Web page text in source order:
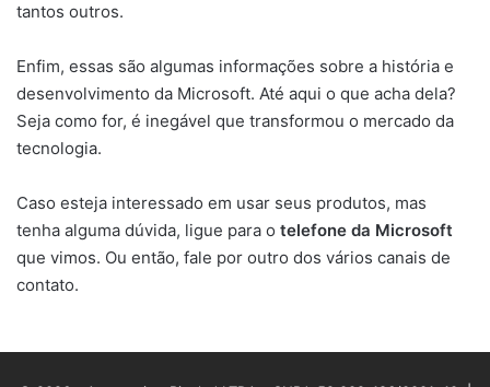
tantos outros.
Enfim, essas são algumas informações sobre a história e
desenvolvimento da Microsoft. Até aqui o que acha dela?
Seja como for, é inegável que transformou o mercado da
tecnologia.
Caso esteja interessado em usar seus produtos, mas
tenha alguma dúvida, ligue para o telefone da Microsoft
que vimos. Ou então, fale por outro dos vários canais de
contato.